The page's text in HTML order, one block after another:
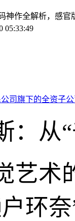
神作全解析，感官
05:33:49
：从
艺术
环